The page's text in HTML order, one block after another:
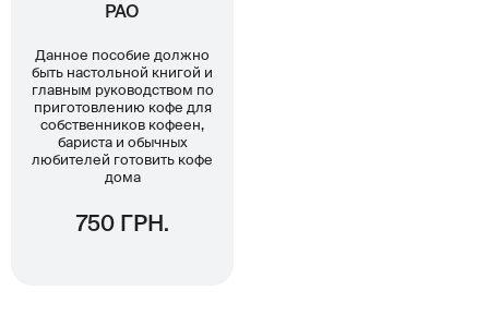
РАО
Данное пособие должно
быть настольной книгой и
главным руководством по
приготовлению кофе для
собственников кофеен,
бариста и обычных
любителей готовить кофе
дома
750 ГРН.